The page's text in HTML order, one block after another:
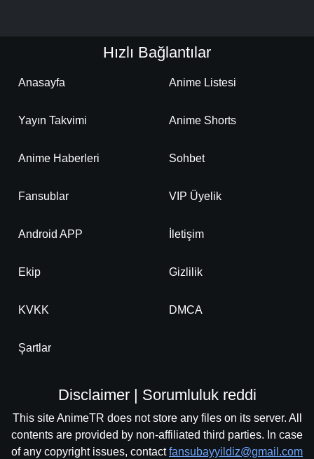
Hızlı Bağlantılar
Anasayfa Anime Listesi
Yayın Takvimi Anime Shorts
Anime Haberleri Sohbet
Fansublar VIP Üyelik
Android APP İletişim
Ekip Gizlilik
KVKK DMCA
Şartlar
Disclaimer | Sorumluluk reddi
This site AnimeTR does not store any files on its server. All
contents are provided by non-affiliated third parties. In case
of any copyright issues, contactfansubayyildiz@gmail.com